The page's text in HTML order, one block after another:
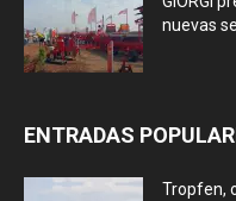
nuevas
ENTRADAS
Tropfen,